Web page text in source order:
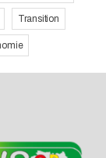
Transition